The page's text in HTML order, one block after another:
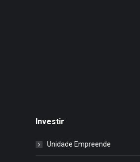
Investir
Unidade Empreende